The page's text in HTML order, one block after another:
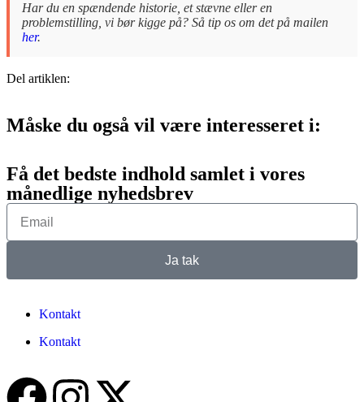
Har du en spændende historie, et stævne eller en
problemstilling, vi bør kigge på? Så tip os om det på mailen
her.
Del artiklen:
Måske du også vil være interesseret i:
Få det bedste indhold samlet i vores
månedlige nyhedsbrev
Ja tak
Kontakt
Kontakt